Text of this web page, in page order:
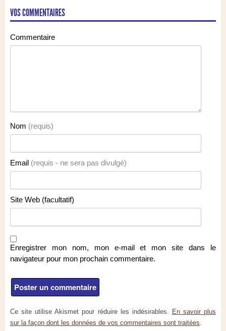
VOS COMMENTAIRES
Commentaire
Nom (requis)
Email (requis - ne sera pas divulgé)
Site Web (facultatif)
Enregistrer mon nom, mon e-mail et mon site dans le
navigateur pour mon prochain commentaire.
Ce site utilise Akismet pour réduire les indésirables. En savoir plus
sur la façon dont les données de vos commentaires sont traitées